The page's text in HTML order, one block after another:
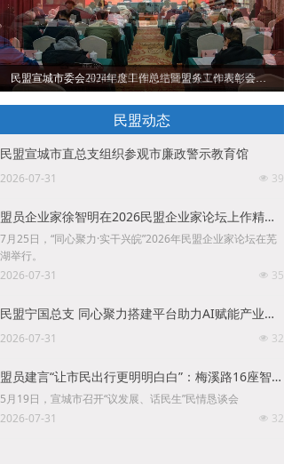
民盟宣城市委会召开纪念中国民主同盟成立80周年暨总结表彰会议
民盟宣城市委会2024年度工作总结暨盟务工作表彰会议召开
民盟宣城市直总支组织参观市廉政警示教育馆
넶 39
2026-07-31
盟员企业家徐智明在2026民盟企业家论坛上作精彩发言
7月25日，“同心聚力·实干兴皖”2026年民盟企业家论坛在芜
湖举行。
넶 35
2026-07-31
民盟宁国总支 同心聚力搭建平台助力AI赋能产业升级
넶 32
2026-07-31
盟员建言“让市民出行更明明白白”：梅溪路16座智慧公交站台建成
5月19日，宣城市召开“议发展、话民生”民情恳谈会
넶 32
2026-07-31
民盟动态